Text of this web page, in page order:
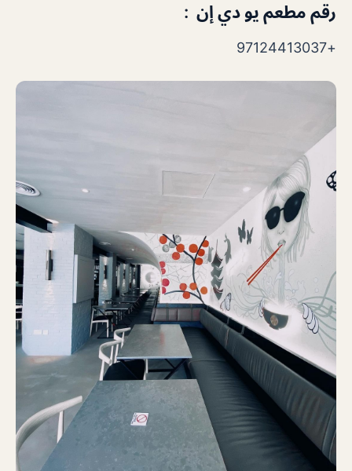
رقم مطعم يو دي إن :
+97124413037